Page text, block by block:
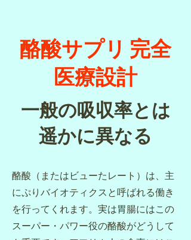
酪酸サプリ 完全
医療設計
一般の吸収率とは
遥かに異なる
酪酸（またはビューたレート ）は、主
にぷりバイオティクスと呼ばれる働き
を行ってくれます。実は胃腸にはこの
スーパー・パワー役の酪酸がどうして